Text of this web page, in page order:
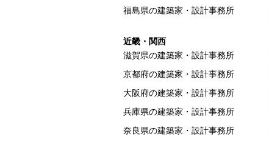
福島県の建築家・設計事務所
近畿・関西
滋賀県の建築家・設計事務所
京都府の建築家・設計事務所
大阪府の建築家・設計事務所
兵庫県の建築家・設計事務所
奈良県の建築家・設計事務所